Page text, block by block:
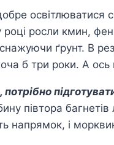
росли кмин,
ґрунт. В
б три роки. А ось
потрібно
півтора
напрямок, і